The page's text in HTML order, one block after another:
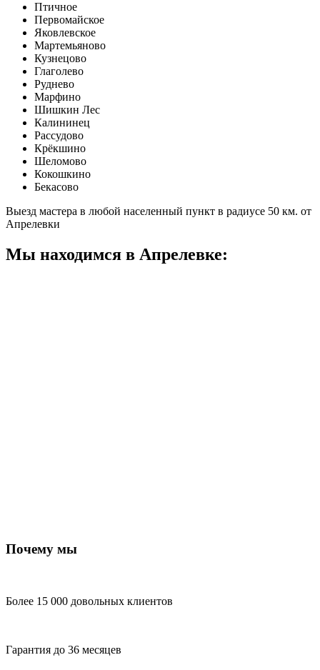
Птичное
Первомайское
Яковлевское
Мартемьяново
Кузнецово
Глаголево
Руднево
Марфино
Шишкин Лес
Калининец
Рассудово
Крёкшино
Шеломово
Кокошкино
Бекасово
Выезд мастера в любой населенный пункт в радиусе 50 км. от
Апрелевки
Мы находимся в Апрелевке:
Почему мы
Более 15 000 довольных клиентов
Гарантия до 36 месяцев